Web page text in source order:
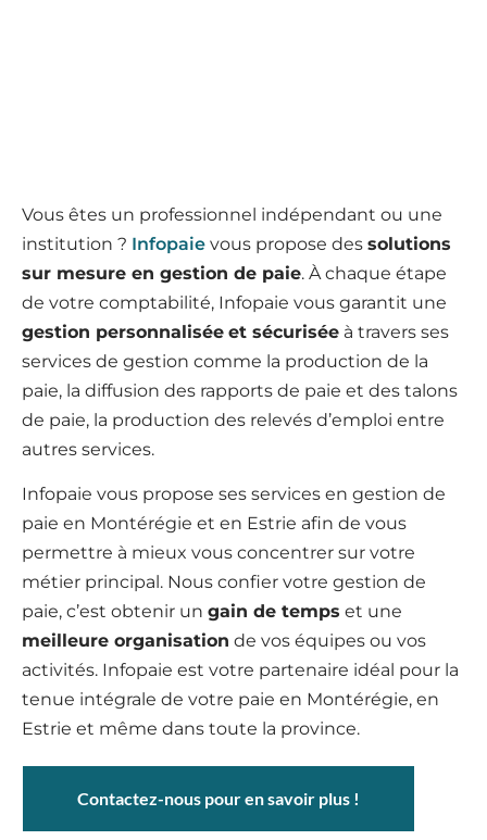
Vous êtes un professionnel indépendant ou une
institution ? Infopaie vous propose des solutions
sur mesure en gestion de paie. À chaque étape
de votre comptabilité, Infopaie vous garantit une
gestion personnalisée et sécurisée à travers ses
services de gestion comme la production de la
paie, la diffusion des rapports de paie et des talons
de paie, la production des relevés d’emploi entre
autres services.
Infopaie vous propose ses services en gestion de
paie en Montérégie et en Estrie afin de vous
permettre à mieux vous concentrer sur votre
métier principal. Nous confier votre gestion de
paie, c’est obtenir un gain de temps et une
meilleure organisation de vos équipes ou vos
activités. Infopaie est votre partenaire idéal pour la
tenue intégrale de votre paie en Montérégie, en
Estrie et même dans toute la province.
Contactez-nous pour en savoir plus !